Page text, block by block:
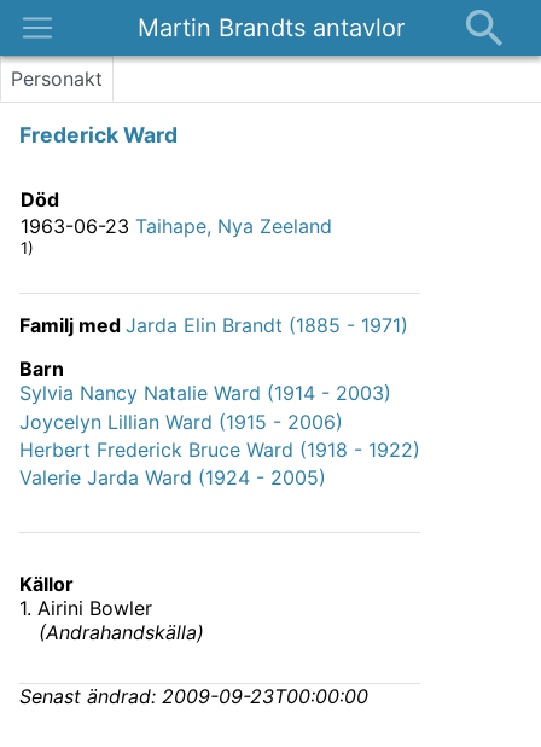
Martin Brandts antavlor
Platser
Kontakt
Personakt
Frederick Ward
Död
1963-06-23 Taihape, Nya Zeeland
1)
Familj med Jarda Elin Brandt (1885 - 1971)
Barn
Sylvia Nancy Natalie Ward (1914 - 2003)
Joycelyn Lillian Ward (1915 - 2006)
Herbert Frederick Bruce Ward (1918 - 1922)
Valerie Jarda Ward (1924 - 2005)
Källor
1. Airini Bowler
(Andrahandskälla)
Senast ändrad: 2009-09-23T00:00:00